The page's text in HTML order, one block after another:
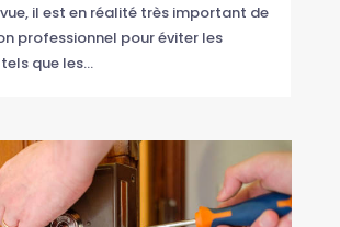
il est en réalité très important de
professionnel pour éviter les
que les...